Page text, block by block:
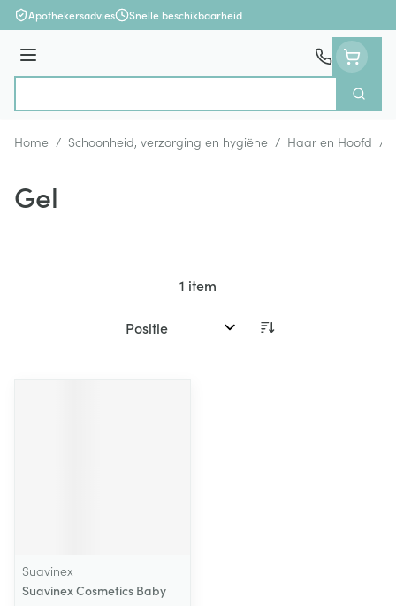
Ga naar de inhoud
Apothekersadvies Snelle beschikbaarheid
Menu
Product, merk, categorie...
Zoek
Home / Schoonheid, verzorging en hygiëne / Haar en Hoofd /
Gel
1 item
Sorteer op:
Suavinex
Suavinex Cosmetics Baby